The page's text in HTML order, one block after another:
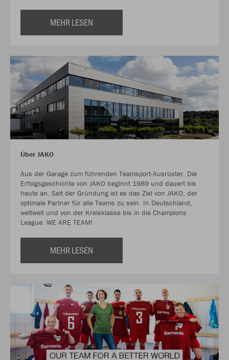
MEHR LESEN
Über JAKO
Aus der Garage zum führenden Teamsport-Ausrüster. Die
Erfolgsgeschichte von JAKO beginnt 1989 und dauert bis
heute an. Seit der Gründung ist es das Ziel von JAKO, der
optimale Partner für alle Teams zu sein. In Deutschland,
weltweit und von der Kreisklasse bis in die Champions
League. WE ARE TEAM!
MEHR LESEN